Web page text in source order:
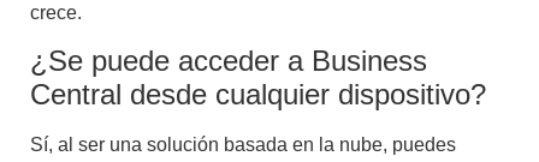
crece.
¿Se puede acceder a Business
Central desde cualquier dispositivo?
Sí, al ser una solución basada en la nube, puedes